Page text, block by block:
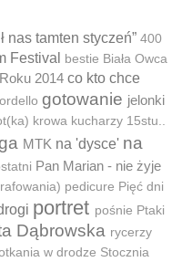
nas tamten styczeń” 400
Festival bestie Biała Owca
2014 co kto chce
gotowanie jelonki
krowa kucharzy 15stu..
MTK na 'dysce' na
Pan Marian - nie żyje
pedicure Pięć dni
portret pośnie Ptaki
Dąbrowska rycerzy
w drodze Stocznia